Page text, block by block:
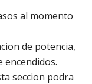
al momento
de potencia,
seccion podra